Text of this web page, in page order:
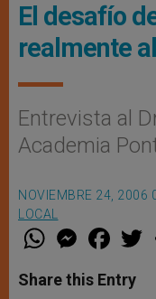
El desafío
realmente
Entrevista al
Academia
NOVIEMBRE 24, 2006
LOCAL
W
t
s
M
e
s
e
F
a
e
b
Share this Entry